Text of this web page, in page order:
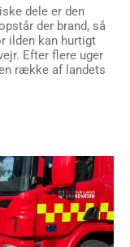
dele er den
der brand, så
ilden kan hurtigt
Efter flere uger
række af landets